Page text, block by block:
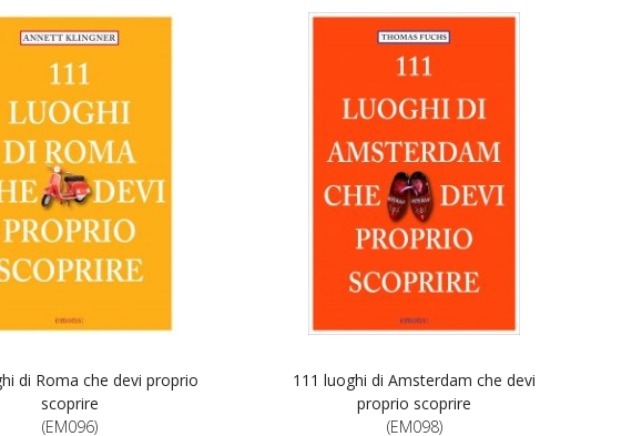
di Roma che devi proprio
scoprire
(EM096)
111 luoghi di Amsterdam che devi
proprio scoprire
(EM098)